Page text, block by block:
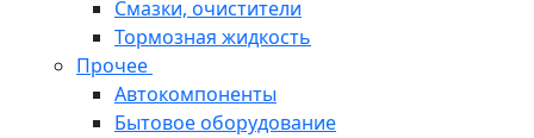
Смазки, очистители
Тормозная жидкость
Прочее
Автокомпоненты
Бытовое оборудование